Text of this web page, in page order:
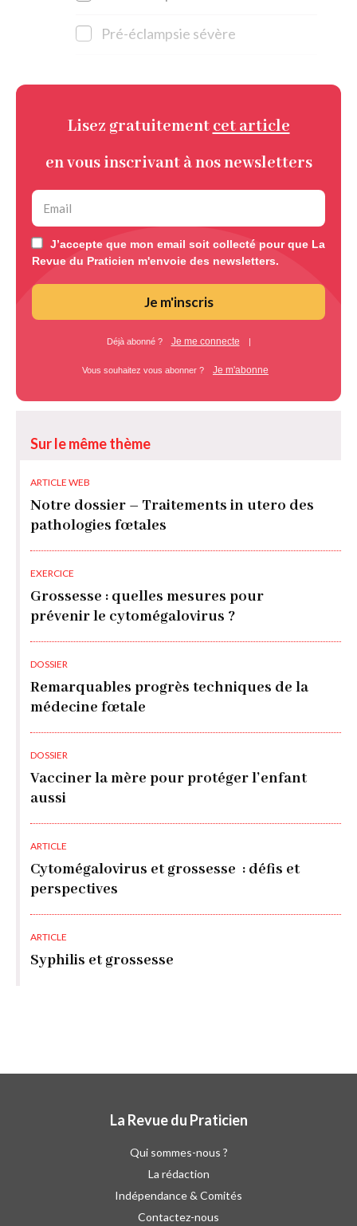
Pré-éclampsie sévère
Lisez gratuitement cet article
en vous inscrivant à nos newsletters
J’accepte que mon email soit collecté pour que La
Revue du Praticien m'envoie des newsletters.
Je m'inscris
Déjà abonné ? Je me connecte |
Vous souhaitez vous abonner ? Je m'abonne
Sur le même thème
ARTICLE WEB
Notre dossier – Traitements in utero des
pathologies fœtales
EXERCICE
Grossesse : quelles mesures pour
prévenir le cytomégalovirus ?
DOSSIER
Remarquables progrès techniques de la
médecine fœtale
DOSSIER
Vacciner la mère pour protéger l’enfant
aussi
ARTICLE
Cytomégalovirus et grossesse : défis et
perspectives
ARTICLE
Syphilis et grossesse
La Revue du Praticien
Qui sommes-nous ?
La rédaction
Indépendance & Comités
Contactez-nous